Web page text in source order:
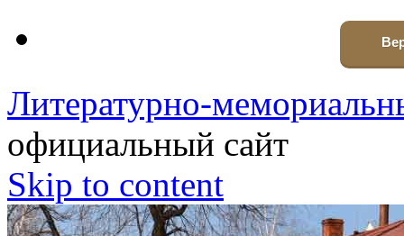
Литературно-
официальный сайт
Skip to content